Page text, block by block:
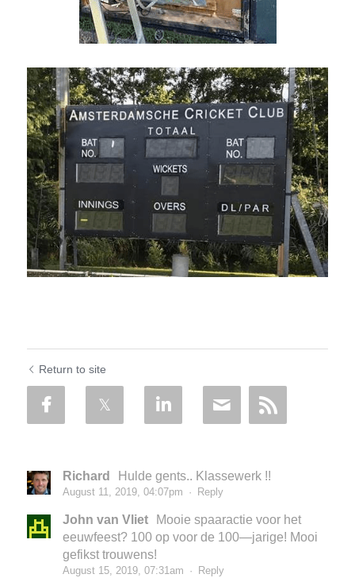
Return to site
Richard Hulde gents.. Klassewerk !!
August 11, 2019, 04:07pm · Reply
John van Vliet
Mooie spaaractie voor het
eeuwfeest? 100 op voor de 100—jarige! Mooi
gefikst trouwens!
August 15, 2019, 07:31am · Reply